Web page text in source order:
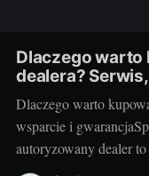
Dlaczego
dealera?
Dlaczego warto
wsparcie i
autoryzowany dealer
autoryzowanego